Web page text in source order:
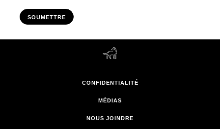
SOUMETTRE
CONFIDENTIALITÉ
MÉDIAS
NOUS JOINDRE